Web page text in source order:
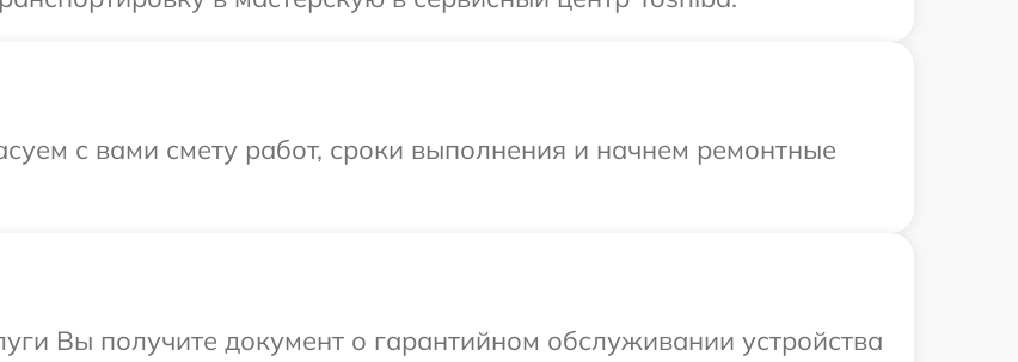
с вами смету работ, сроки выполнения и начнем ремонтные
Вы получите документ о гарантийном обслуживании устройства